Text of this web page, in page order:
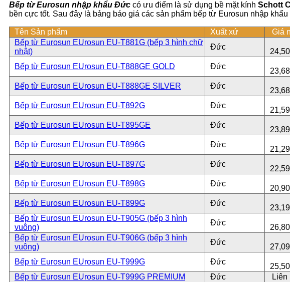
Bếp từ Eurosun nhập khẩu Đức có ưu điểm là sử dụng bề mặt kính Schott
bền cực tốt. Sau đây là bảng báo giá các sản phẩm bếp từ Eurosun nhập
Tên Sản phẩm Xuất xứ Giá
Bếp từ Eurosun EUrosun EU-T881G (bếp 3 hình chữ
nhật)
Đức
Bếp từ Eurosun EUrosun EU-T888GE GOLD
Đức
Bếp từ Eurosun EUrosun EU-T888GE SILVER
Đức
Bếp từ Eurosun EUrosun EU-T892G
Đức
Bếp từ Eurosun EUrosun EU-T895GE
Đức
Bếp từ Eurosun EUrosun EU-T896G
Đức
Bếp từ Eurosun EUrosun EU-T897G
Đức
Bếp từ Eurosun EUrosun EU-T898G
Đức
Bếp từ Eurosun EUrosun EU-T899G
Đức
Bếp từ Eurosun EUrosun EU-T905G (bếp 3 hình
vuông)
Đức
Bếp từ Eurosun EUrosun EU-T906G (bếp 3 hình
vuông)
Đức
Bếp từ Eurosun EUrosun EU-T999G
Đức
Bếp từ Eurosun EUrosun EU-T999G PREMIUM
Đức Liên